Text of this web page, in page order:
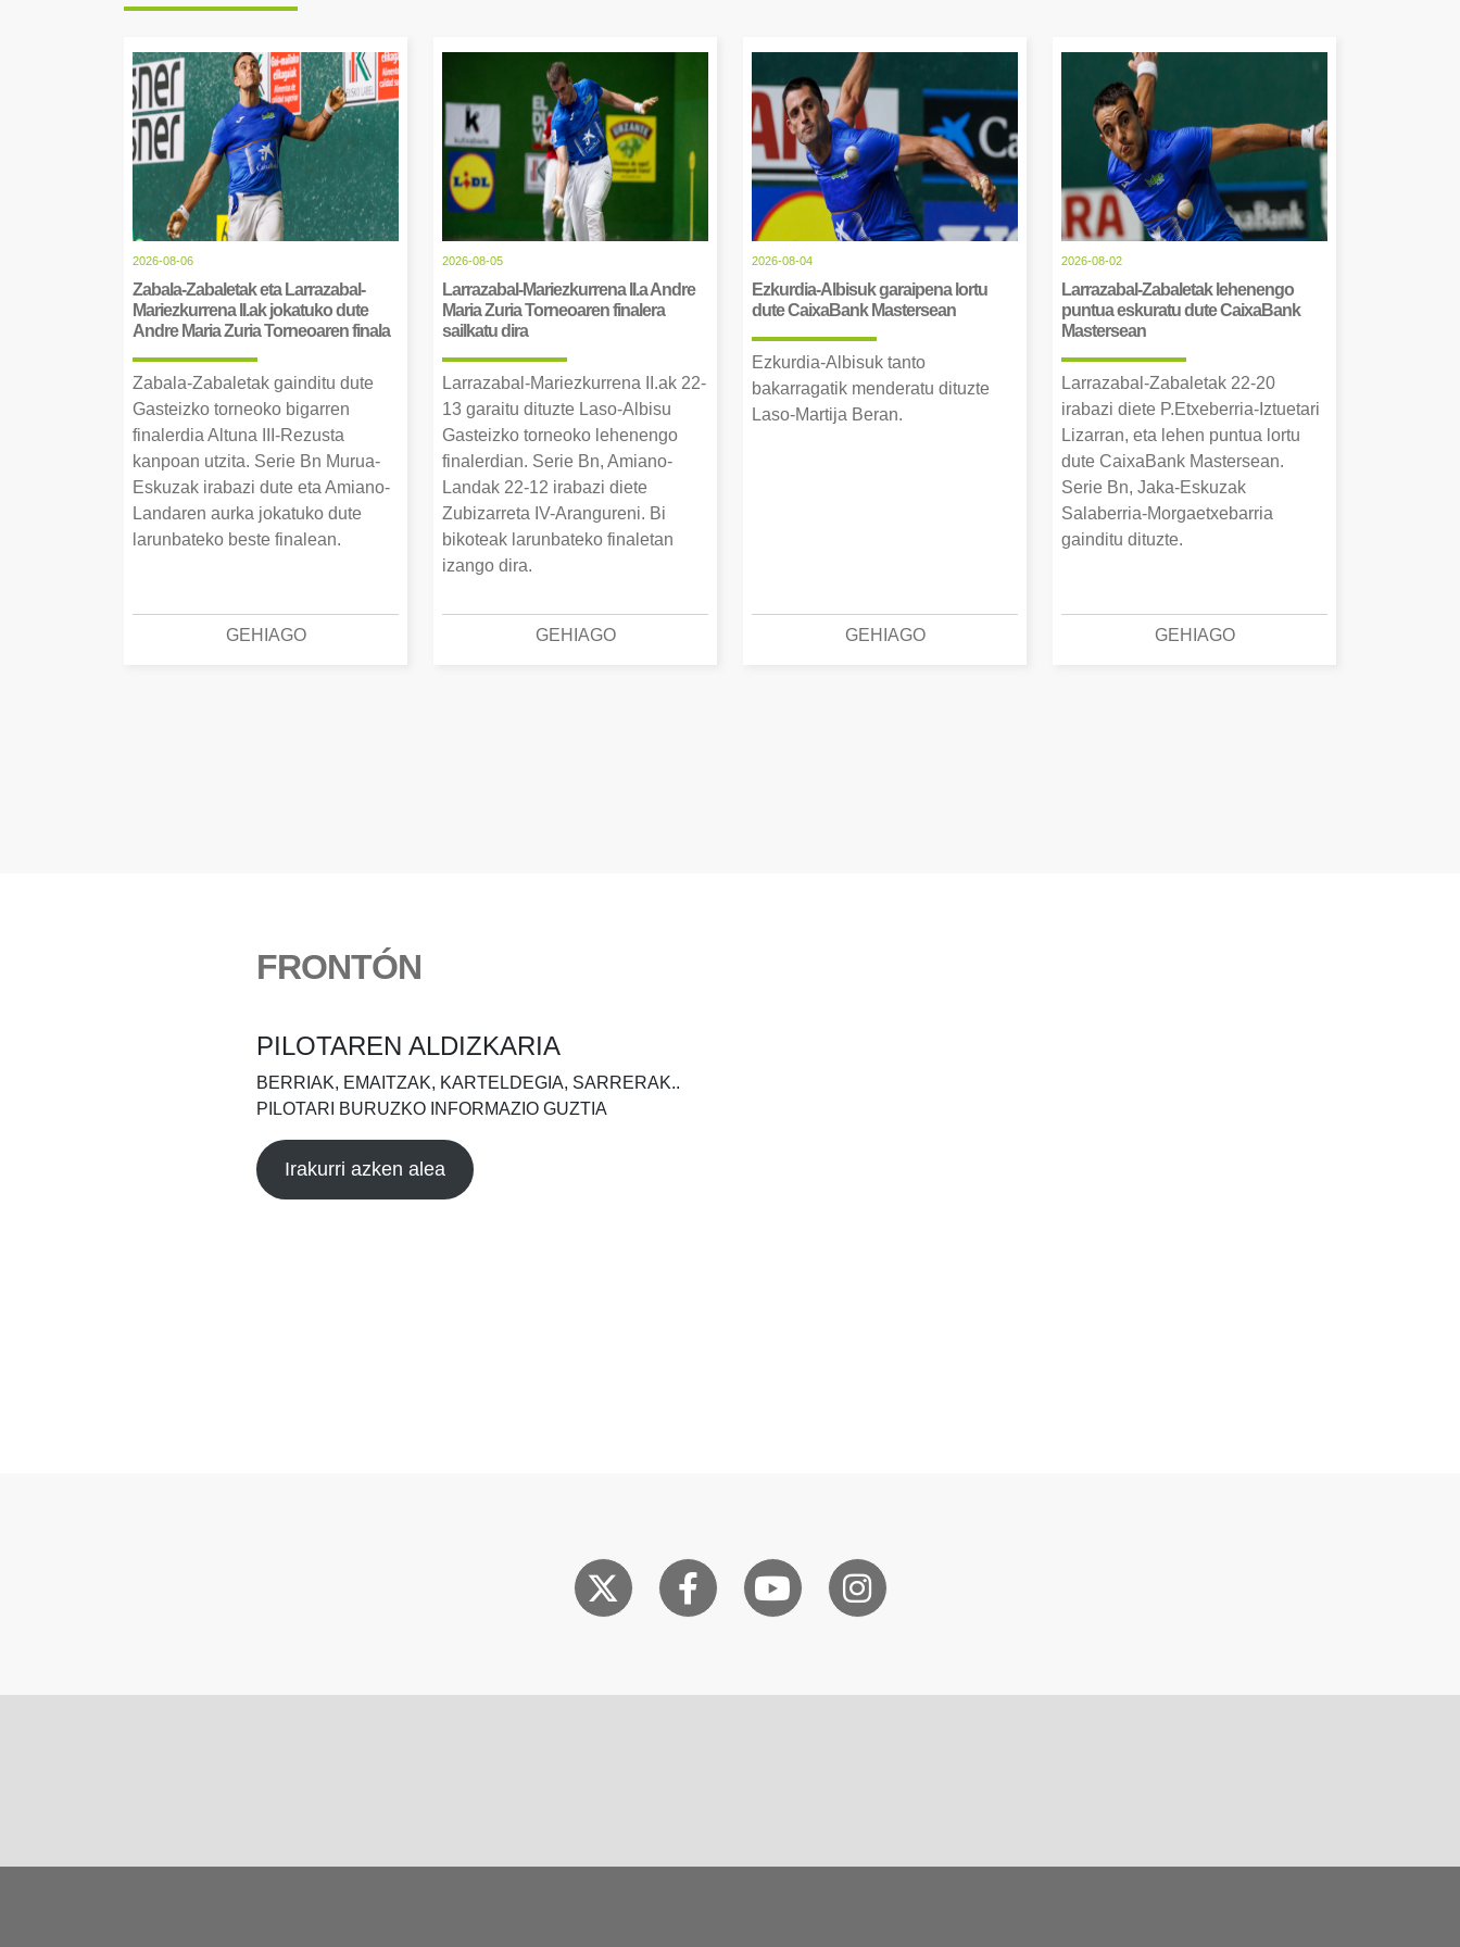
2026-08-06
Zabala-Zabaletak eta Larrazabal-
Mariezkurrena II.ak jokatuko dute
Andre Maria Zuria Torneoaren finala
Zabala-Zabaletak gainditu dute
Gasteizko torneoko bigarren
finalerdia Altuna III-Rezusta
kanpoan utzita. Serie Bn Murua-
Eskuzak irabazi dute eta Amiano-
Landaren aurka jokatuko dute
larunbateko beste finalean.
GEHIAGO
2026-08-05
Larrazabal-Mariezkurrena II.a Andre
Maria Zuria Torneoaren finalera
sailkatu dira
Larrazabal-Mariezkurrena II.ak 22-
13 garaitu dituzte Laso-Albisu
Gasteizko torneoko lehenengo
finalerdian. Serie Bn, Amiano-
Landak 22-12 irabazi diete
Zubizarreta IV-Arangureni. Bi
bikoteak larunbateko finaletan
izango dira.
GEHIAGO
2026-08-04
Ezkurdia-Albisuk garaipena lortu
dute CaixaBank Mastersean
Ezkurdia-Albisuk tanto
bakarragatik menderatu dituzte
Laso-Martija Beran.
GEHIAGO
2026-08-02
Larrazabal-Zabaletak lehenengo
puntua eskuratu dute CaixaBank
Mastersean
Larrazabal-Zabaletak 22-20
irabazi diete P.Etxeberria-Iztuetari
Lizarran, eta lehen puntua lortu
dute CaixaBank Mastersean.
Serie Bn, Jaka-Eskuzak
Salaberria-Morgaetxebarria
gainditu dituzte.
GEHIAGO
FRONTÓN
PILOTAREN ALDIZKARIA
BERRIAK, EMAITZAK, KARTELDEGIA, SARRERAK..
PILOTARI BURUZKO INFORMAZIO GUZTIA
Irakurri azken alea